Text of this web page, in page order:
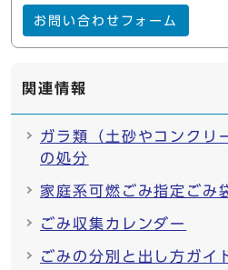
お問い合わせフォーム
関連情報
ガラ類（土砂やコンクリ
の処分
家庭系可燃ごみ指定ごみ
ごみ収集カレンダー
ごみの分別と出し方ガイ